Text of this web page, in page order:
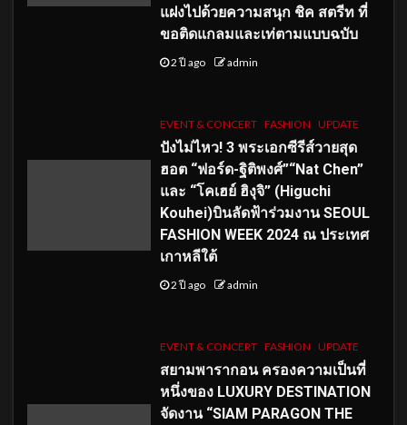
แฝงไปด้วยความสนุก ชิค สตรีท ที่
ขอติดแกลมและเท่ตามแบบฉบับ
2 ปี ago admin
EVENT & CONCERT FASHION UPDATE
ปังไม่ไหว! 3 พระเอกซีรีส์วายสุด
ฮอต “ฟอร์ด-ฐิติพงศ์”“Nat Chen”
และ “โคเฮย์ ฮิงุจิ” (Higuchi
Kouhei)บินลัดฟ้าร่วมงาน SEOUL
FASHION WEEK 2024 ณ ประเทศ
เกาหลีใต้
2 ปี ago admin
EVENT & CONCERT FASHION UPDATE
สยามพารากอน ครองความเป็นที่
หนึ่งของ LUXURY DESTINATION
จัดงาน “SIAM PARAGON THE